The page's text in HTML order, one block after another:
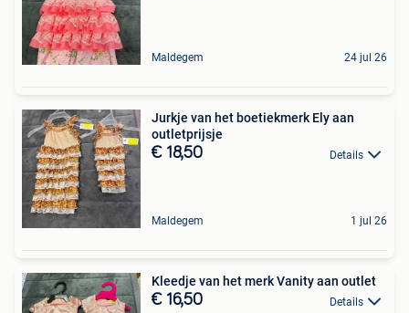
Maldegem 24 jul 26
Jurkje van het boetiekmerk Ely aan
outletprijsje
€ 18,50 Details
Maldegem 1 jul 26
Kleedje van het merk Vanity aan outlet
€ 16,50 Details